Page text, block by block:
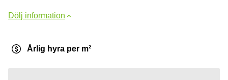
Dölj information
Årlig hyra per m²